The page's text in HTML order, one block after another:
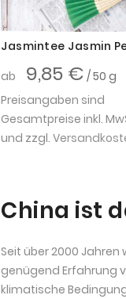
Jasmintee Jasmin
ab
9,85 € / 50 g
Preisangaben sind
Gesamtpreise inkl.
und zzgl.
China ist
Seit über 2000
genügend Erfahrung
klimatische